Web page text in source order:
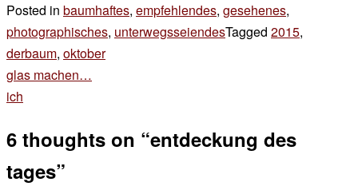
Posted in baumhaftes, empfehlendes, gesehenes,
photographisches, unterwegsseiendesTagged 2015,
derbaum, oktober
Beitragsnavigation
glas machen…
ich
6 thoughts on “entdeckung des
tages”